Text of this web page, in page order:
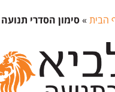
הבית»סימון הסדרי תנועה